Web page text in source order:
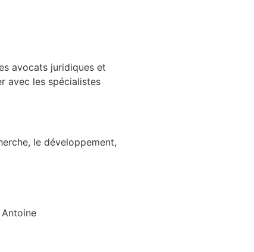
avocats juridiques et
avec les spécialistes
le développement,